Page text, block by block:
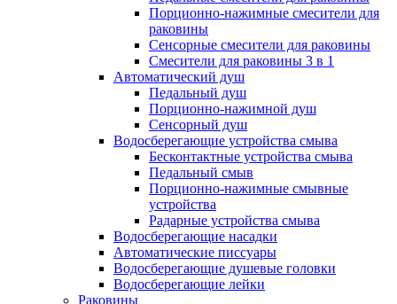
Порционно-нажимные смесители для
раковины
Сенсорные смесители для раковины
Смесители для раковины 3 в 1
Автоматический душ
Педальный душ
Порционно-нажимной душ
Сенсорный душ
Водосберегающие устройства смыва
Бесконтактные устройства смыва
Педальный смыв
Порционно-нажимные смывные
устройства
Радарные устройства смыва
Водосберегающие насадки
Автоматические писсуары
Водосберегающие душевые головки
Водосберегающие лейки
Раковины